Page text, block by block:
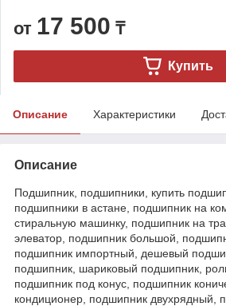
от 17 500 ₸
Купить
Описание Характеристики
Описание
Подшипник, подшипники, купить
подшипники в астане, подшипник на
стиральную машинку, подшипник на
элеватор, подшипник большой,
подшипник импортный, дешевый
подшипник, шариковый подшипник,
подшипник под конус, подшипник
кондиционер, подшипник двухрядный,